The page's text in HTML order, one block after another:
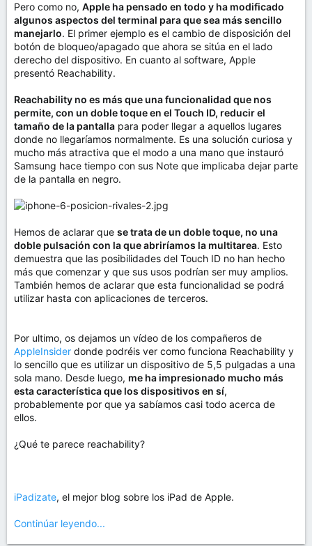
Pero como no, Apple ha pensado en todo y ha modificado
algunos aspectos del terminal para que sea más sencillo
manejarlo. El primer ejemplo es el cambio de disposición del
botón de bloqueo/apagado que ahora se sitúa en el lado
derecho del dispositivo. En cuanto al software, Apple
presentó Reachability.
Reachability no es más que una funcionalidad que nos
permite, con un doble toque en el Touch ID, reducir el
tamaño de la pantalla para poder llegar a aquellos lugares
donde no llegaríamos normalmente. Es una solución curiosa y
mucho más atractiva que el modo a una mano que instauró
Samsung hace tiempo con sus Note que implicaba dejar parte
de la pantalla en negro.
Hemos de aclarar que se trata de un doble toque, no una
doble pulsación con la que abriríamos la multitarea. Esto
demuestra que las posibilidades del Touch ID no han hecho
más que comenzar y que sus usos podrían ser muy amplios.
También hemos de aclarar que esta funcionalidad se podrá
utilizar hasta con aplicaciones de terceros.
Por ultimo, os dejamos un vídeo de los compañeros de
AppleInsider donde podréis ver como funciona Reachability y
lo sencillo que es utilizar un dispositivo de 5,5 pulgadas a una
sola mano. Desde luego, me ha impresionado mucho más
esta característica que los dispositivos en sí,
probablemente por que ya sabíamos casi todo acerca de
ellos.
¿Qué te parece reachability?
iPadizate, el mejor blog sobre los iPad de Apple.
Continúar leyendo...